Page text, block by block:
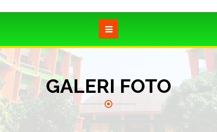
GALERI FOTO